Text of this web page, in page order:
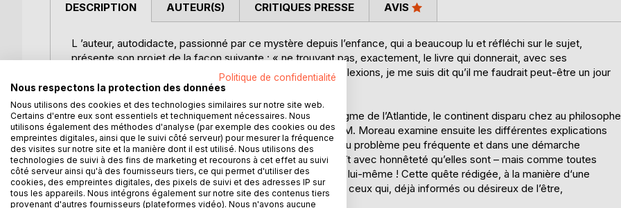
DESCRIPTION
L ’auteur, autodidacte, passionné par ce mystère depuis l’enfance, qui a beaucoup lu et réfléchi sur le sujet,
présente son projet de la façon suivante : « ne trouvant pas, exactement, le livre qui donnerait, avec ses
interrogations, ce à quoi me conduisaient mes propres réflexions, je me suis dit qu’il me faudrait peut-être un jour
l’écrire ». Ce qu’il fait ici.
Ce petit ouvrage donne un aperçu assez complet de l’énigme de l’Atlantide, le continent disparu chez au philosophe
Platon. En exposant d’abord les données du problème, P.M. Moreau examine ensuite les différentes explications
proposées, avant d’aboutir, en privilégiant une approche du problème peu fréquente et dans une démarche
empreinte de réalisme, à des conclusions, dont il reconnaît avec honnêteté qu’elles sont – mais comme toutes
celles qui existent – sujettes à discussion... y compris par lui-même ! Cette quête rédigée, à la manière d‘une
enquête, de manière claire et vivante, devrait plaire à tous ceux qui, déjà informés ou désireux de l’être,
s’intéressent à la question.
AUTEUR(S) CRITIQUES PRESSE AVIS
Politique de confidentialité
Nous respectons la protection des données
Nous utilisons des cookies et des technologies similaires sur notre site web.
Certains d'entre eux sont essentiels et techniquement nécessaires. Nous
utilisons également des méthodes d'analyse (par exemple des cookies ou des
empreintes digitales, ainsi que le suivi côté serveur) pour mesurer la fréquence
des visites sur notre site et la manière dont il est utilisé. Nous utilisons des
technologies de suivi à des fins de marketing et recourons à cet effet au suivi
côté serveur ainsi qu'à des fournisseurs tiers, ce qui permet d'utiliser des
cookies, des empreintes digitales, des pixels de suivi et des adresses IP sur
tous les appareils. Nous intégrons également sur notre site des contenus tiers
provenant d'autres fournisseurs (plateformes vidéo). Nous n'avons aucune